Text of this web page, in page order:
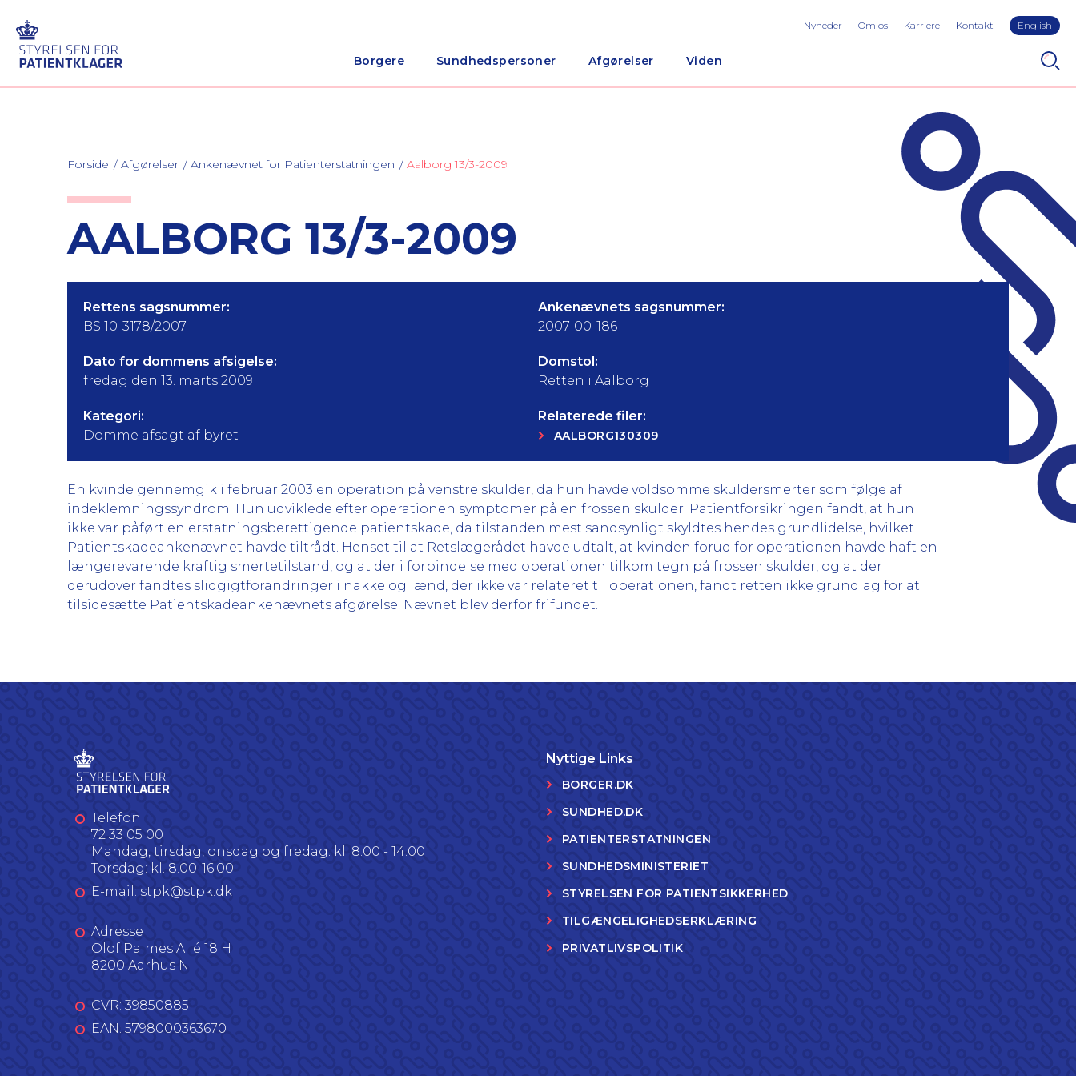
Borgere Sundhedspersoner Afgørelser Viden
Nyheder Om os Karriere Kontakt English
Forside Afgørelser Ankenævnet for Patienterstatningen Aalborg 13/3-2009
AALBORG 13/3-2009
Rettens sagsnummer:
BS 10-3178/2007
Ankenævnets sagsnummer:
2007-00-186
Dato for dommens afsigelse:
fredag den 13. marts 2009
Domstol:
Retten i Aalborg
Kategori:
Domme afsagt af byret
Relaterede filer:
AALBORG130309
En kvinde gennemgik i februar 2003 en operation på venstre skulder, da hun havde voldsomme skuldersmerter som følge af
indeklemningssyndrom. Hun udviklede efter operationen symptomer på en frossen skulder. Patientforsikringen fandt, at hun
ikke var påført en erstatningsberettigende patientskade, da tilstanden mest sandsynligt skyldtes hendes grundlidelse, hvilket
Patientskadeankenævnet havde tiltrådt. Henset til at Retslægerådet havde udtalt, at kvinden forud for operationen havde haft en
længerevarende kraftig smertetilstand, og at der i forbindelse med operationen tilkom tegn på frossen skulder, og at der
derudover fandtes slidgigtforandringer i nakke og lænd, der ikke var relateret til operationen, fandt retten ikke grundlag for at
tilsidesætte Patientskadeankenævnets afgørelse. Nævnet blev derfor frifundet.
Telefon
72 33 05 00
Mandag, tirsdag, onsdag og fredag: kl. 8.00 - 14.00
Torsdag: kl. 8.00-16.00
E-mail: stpk@stpk.dk
Adresse
Olof Palmes Allé 18 H
8200 Aarhus N
CVR: 39850885
EAN: 5798000363670
Nyttige Links
BORGER.DK
SUNDHED.DK
PATIENTERSTATNINGEN
SUNDHEDSMINISTERIET
STYRELSEN FOR PATIENTSIKKERHED
TILGÆNGELIGHEDSERKLÆRING
PRIVATLIVSPOLITIK